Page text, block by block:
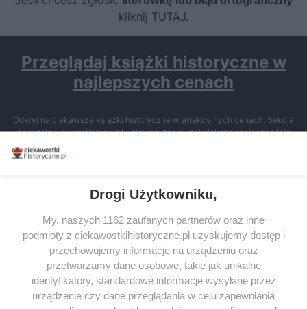
kliknij TUTAJ.
Przeglądaj książki historyczne w
najlepszych cenach
Odkryj najciekawsze książki historyczne w atrakcyjnych cenach. Sekcja
powstała we współpracy z Lubimyczytac.pl, największą społecznością
miłośników literatury w Polsce – dzięki temu możesz wybierać spośród
tytułów najwyżej ocenianych przez czytelników.
SERWIS
SPOŁECZNOŚĆ
WSPÓŁPRACA
Drogi Użytkowniku,
My, naszych 1162 zaufanych partnerów oraz inne
podmioty z ciekawostkihistoryczne.pl uzyskujemy dostęp i
przechowujemy informacje na urządzeniu oraz
przetwarzamy dane osobowe, takie jak unikalne
identyfikatory, standardowe informacje wysyłane przez
urządzenie czy dane przeglądania w celu zapewniania